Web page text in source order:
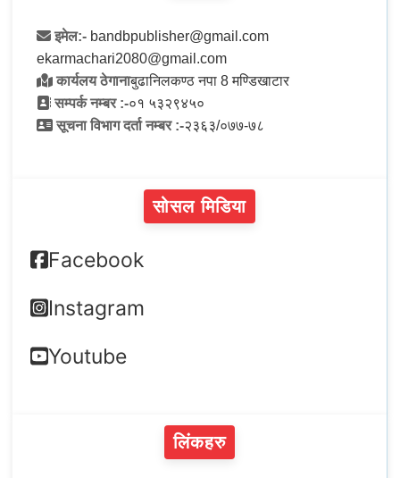
इमेल:- bandbpublisher@gmail.com
ekarmachari2080@gmail.com
कार्यलय ठेगानाबुढानिलकण्ठ नपा 8 मण्डिखाटार
सम्पर्क नम्बर :-०१ ५३२९४५०
सूचना विभाग दर्ता नम्बर :-२३६३/०७७-७८
सोसल मिडिया
Facebook
Instagram
Youtube
लिंकहरु